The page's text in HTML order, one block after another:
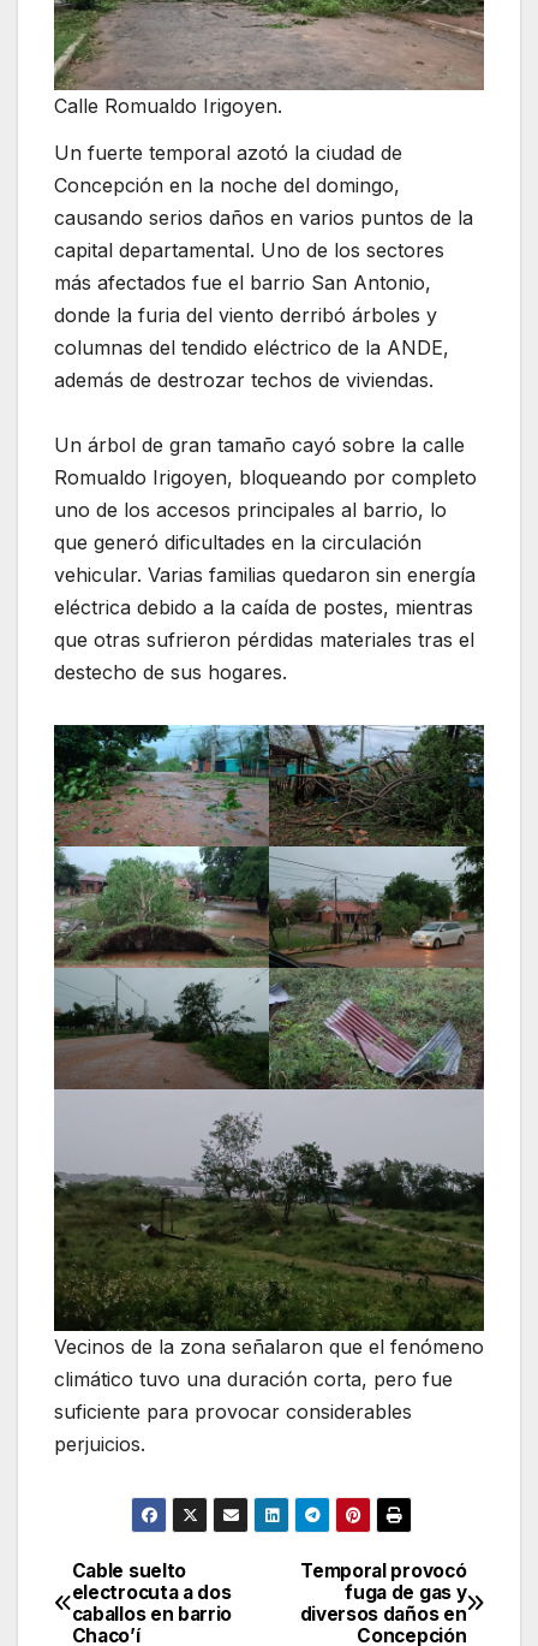
Calle Romualdo Irigoyen.
Un fuerte temporal azotó la ciudad de
Concepción en la noche del domingo,
causando serios daños en varios puntos de la
capital departamental. Uno de los sectores
más afectados fue el barrio San Antonio,
donde la furia del viento derribó árboles y
columnas del tendido eléctrico de la ANDE,
además de destrozar techos de viviendas.
Un árbol de gran tamaño cayó sobre la calle
Romualdo Irigoyen, bloqueando por completo
uno de los accesos principales al barrio, lo
que generó dificultades en la circulación
vehicular. Varias familias quedaron sin energía
eléctrica debido a la caída de postes, mientras
que otras sufrieron pérdidas materiales tras el
destecho de sus hogares.
Vecinos de la zona señalaron que el fenómeno
climático tuvo una duración corta, pero fue
suficiente para provocar considerables
perjuicios.
Navegación
de
Temporal provocó
fuga de gas y
diversos daños en
Concepción
Cable suelto
electrocuta a dos
caballos en barrio
Chaco’í